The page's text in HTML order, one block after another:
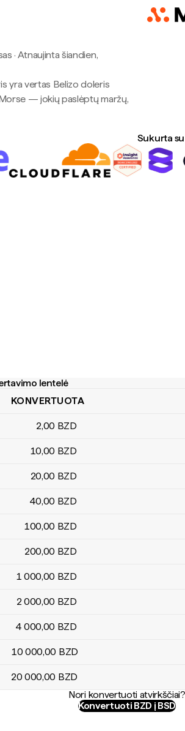
· Atnaujinta šiandien,
yra vertas Belizo doleris
— jokių paslėptų maržų,
Sukurta
lentelė
lentelė
KONVERTUOTA
2,00 BZD
10,00 BZD
20,00 BZD
40,00 BZD
100,00 BZD
200,00 BZD
1 000,00 BZD
2 000,00 BZD
4 000,00 BZD
10 000,00 BZD
20 000,00 BZD
Nori konvertuoti atvirkščiai?
Konvertuoti BZD į BSD